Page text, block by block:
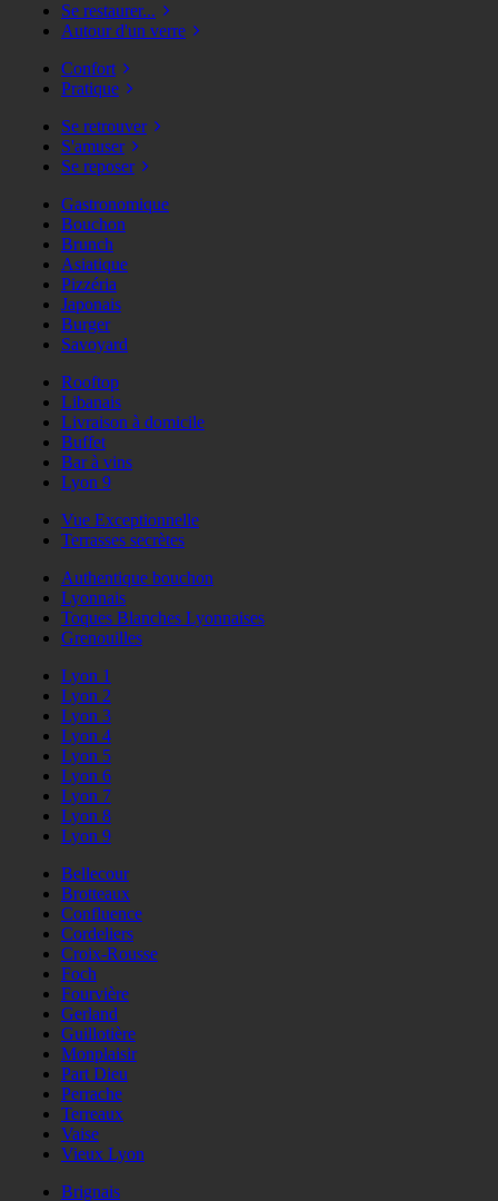
Se restaurer...
Autour d'un verre
Confort
Pratique
Se retrouver
S'amuser
Se reposer
Gastronomique
Bouchon
Brunch
Asiatique
Pizzéria
Japonais
Burger
Savoyard
Rooftop
Libanais
Livraison à domicile
Buffet
Bar à vins
Lyon 9
Vue Exceptionnelle
Terrasses secrètes
Authentique bouchon
Lyonnais
Toques Blanches Lyonnaises
Grenouilles
Lyon 1
Lyon 2
Lyon 3
Lyon 4
Lyon 5
Lyon 6
Lyon 7
Lyon 8
Lyon 9
Bellecour
Brotteaux
Confluence
Cordeliers
Croix-Rousse
Foch
Fourvière
Gerland
Guillotière
Monplaisir
Part Dieu
Perrache
Terreaux
Vaise
Vieux Lyon
Brignais